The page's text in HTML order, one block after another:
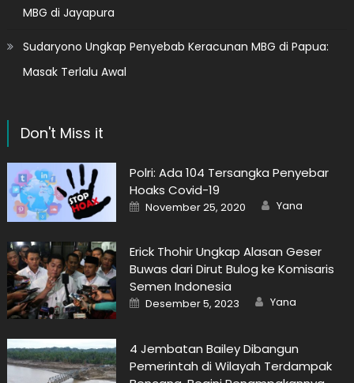
MBG di Jayapura
Sudaryono Ungkap Penyebab Keracunan MBG di Papua:
Masak Terlalu Awal
Don't Miss it
Polri: Ada 104 Tersangka Penyebar
Hoaks Covid-19
Posted
on
November 25, 2020 Author
Yana
Erick Thohir Ungkap Alasan Geser
Buwas dari Dirut Bulog ke Komisaris
Semen Indonesia
Posted
on
Desember 5, 2023 Author
Yana
4 Jembatan Bailey Dibangun
Pemerintah di Wilayah Terdampak